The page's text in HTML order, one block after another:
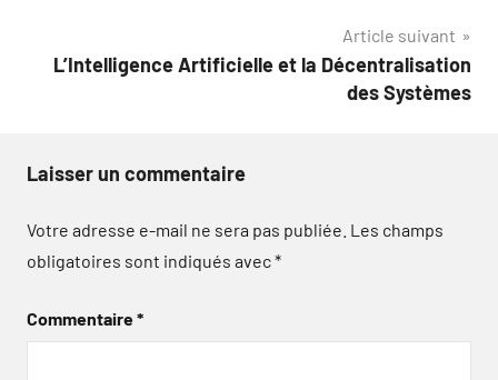
Article suivant
L’Intelligence Artificielle et la Décentralisation
des Systèmes
Laisser un commentaire
Votre adresse e-mail ne sera pas publiée. Les champs
obligatoires sont indiqués avec*
Commentaire*